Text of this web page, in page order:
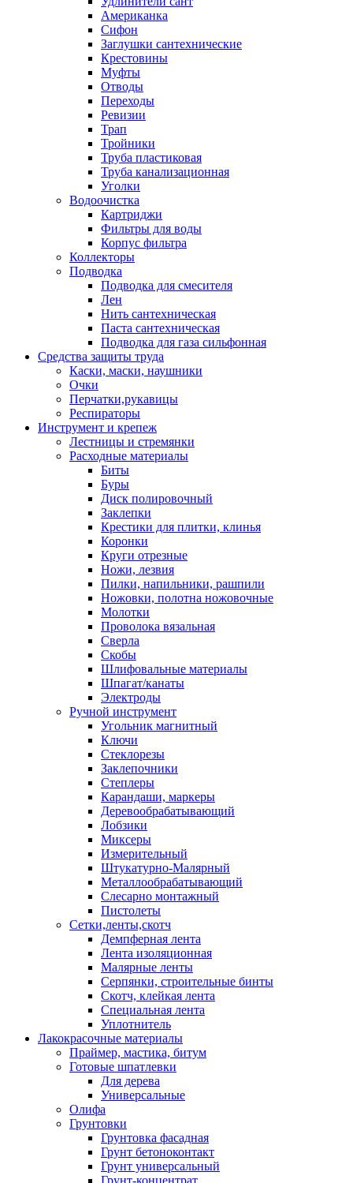
Американка
Сифон
Заглушки сантехнические
Крестовины
Муфты
Отводы
Переходы
Ревизии
Трап
Тройники
Труба пластиковая
Труба канализационная
Уголки
Водоочистка
Картриджи
Фильтры для воды
Корпус фильтра
Коллекторы
Подводка
Подводка для смесителя
Лен
Нить сантехническая
Паста сантехническая
Подводка для газа сильфонная
Средства защиты труда
Каски, маски, наушники
Очки
Перчатки,рукавицы
Респираторы
Инструмент и крепеж
Лестницы и стремянки
Расходные материалы
Биты
Буры
Диск полировочный
Заклепки
Крестики для плитки, клинья
Коронки
Круги отрезные
Ножи, лезвия
Пилки, напильники, рашпили
Ножовки, полотна ножовочные
Молотки
Проволока вязальная
Сверла
Скобы
Шлифовальные материалы
Шпагат/канаты
Электроды
Ручной инструмент
Угольник магнитный
Ключи
Стеклорезы
Заклепочники
Степлеры
Карандаши, маркеры
Деревообрабатывающий
Лобзики
Миксеры
Измерительный
Штукатурно-Малярный
Металлообрабатывающий
Слесарно монтажный
Пистолеты
Сетки,ленты,скотч
Демпферная лента
Лента изоляционная
Малярные ленты
Серпянки, строительные бинты
Скотч, клейкая лента
Специальная лента
Уплотнитель
Лакокрасочные материалы
Праймер, мастика, битум
Готовые шпатлевки
Для дерева
Универсальные
Олифа
Грунтовки
Грунтовка фасадная
Грунт бетоноконтакт
Грунт универсальный